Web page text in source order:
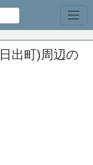
出町)周辺の